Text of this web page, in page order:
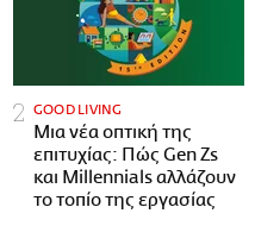
GOOD LIVING
Μια νέα οπτική της
επιτυχίας: Πώς Gen Zs
και Millennials αλλάζουν
το τοπίο της εργασίας